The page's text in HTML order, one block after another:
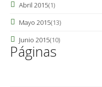
Abril 2015(1)
Mayo 2015(13)
Junio 2015(10)
Páginas